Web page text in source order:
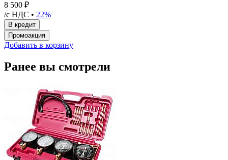
8 500 ₽
/с НДС • 22%
Добавить в корзину
Ранее вы смотрели